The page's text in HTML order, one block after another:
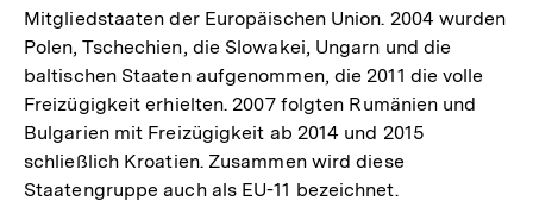
Mitgliedstaaten der Europäischen Union. 2004 wurden
Polen, Tschechien, die Slowakei, Ungarn und die
baltischen Staaten aufgenommen, die 2011 die volle
Freizügigkeit erhielten. 2007 folgten Rumänien und
Bulgarien mit Freizügigkeit ab 2014 und 2015
schließlich Kroatien. Zusammen wird diese
Staatengruppe auch als EU-11 bezeichnet.